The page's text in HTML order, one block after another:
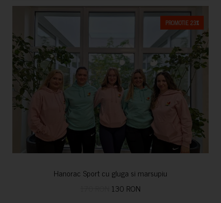
PROMOTIE 23%
Hanorac Sport cu gluga si marsupiu
130 RON